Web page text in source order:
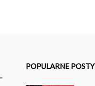
POPULARNE POSTY